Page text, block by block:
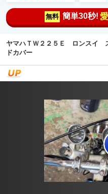
無料 簡単30秒!
ヤマハＴＷ２２５Ｅ ロンスイ
ドカバー